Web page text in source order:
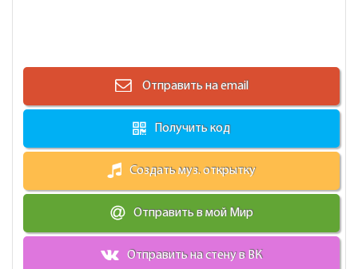
Отправить на email
Получить код
Создать муз. открытку
Отправить в мой Мир
Отправить на стену в ВК